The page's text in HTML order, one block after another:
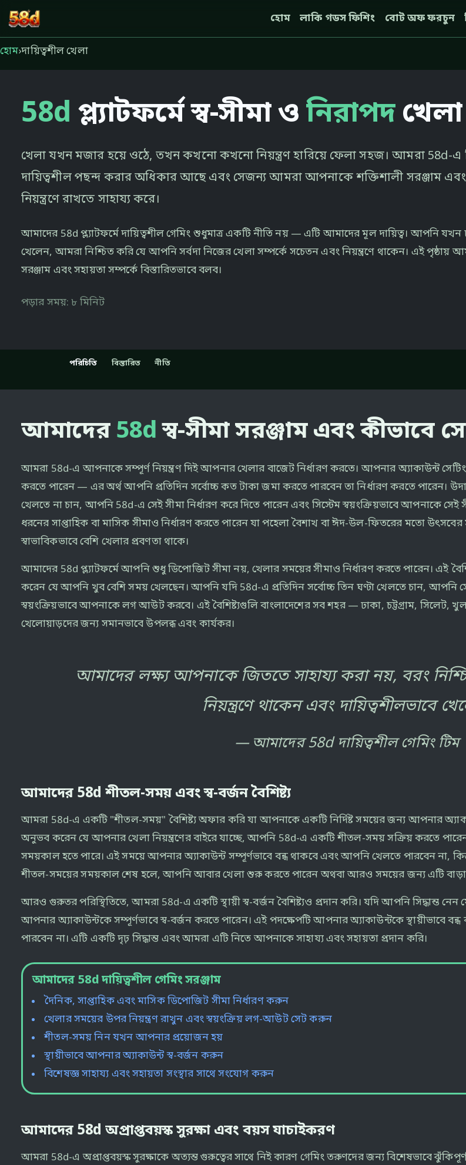
হোম লাকি গডস ফিশিং বোট অফ ফরচুন
হোম›দায়িত্বশীল খেলা
58d প্ল্যাটফর্মে স্ব-সীমা ও নিরাপদখেলা
খেলা যখন মজার হয়ে ওঠে, তখন কখনো কখনো নিয়ন্ত্রণ হারিয়ে ফেলা সহজ। আমরা 58d-এ
দায়িত্বশীল পছন্দ করার অধিকার আছে এবং সেজন্য আমরা আপনাকে শক্তিশালী সরঞ্জাম এবং
নিয়ন্ত্রণে রাখতে সাহায্য করে।
আমাদের 58d প্ল্যাটফর্মে দায়িত্বশীল গেমিং শুধুমাত্র একটি নীতি নয় — এটি আমাদের মূল দায়িত্ব। আপনি যখন
খেলেন, আমরা নিশ্চিত করি যে আপনি সর্বদা নিজের খেলা সম্পর্কে সচেতন এবং নিয়ন্ত্রণে থাকেন। এই পৃষ্ঠায়
সরঞ্জাম এবং সহায়তা সম্পর্কে বিস্তারিতভাবে বলব।
পড়ার সময়: ৮ মিনিট
পরিচিতি বিস্তারিত নীতি
আমাদের 58dস্ব-সীমা সরঞ্জাম এবং কীভাবে
আমরা 58d-এ আপনাকে সম্পূর্ণ নিয়ন্ত্রণ দিই আপনার খেলার বাজেট নির্ধারণ করতে। আপনার অ্যাকাউন্ট
করতে পারেন — এর অর্থ আপনি প্রতিদিন সর্বোচ্চ কত টাকা জমা করতে পারবেন তা নির্ধারণ করতে পারেন।
খেলতে না চান, আপনি 58d-এ সেই সীমা নির্ধারণ করে দিতে পারেন এবং সিস্টেম স্বয়ংক্রিয়ভাবে আপনাকে
ধরনের সাপ্তাহিক বা মাসিক সীমাও নির্ধারণ করতে পারেন যা পহেলা বৈশাখ বা ঈদ-উল-ফিতরের মতো
স্বাভাবিকভাবে বেশি খেলার প্রবণতা থাকে।
আমাদের 58d প্ল্যাটফর্মে আপনি শুধু ডিপোজিট সীমা নয়, খেলার সময়ের সীমাও নির্ধারণ করতে পারেন। এই
করেন যে আপনি খুব বেশি সময় খেলছেন। আপনি যদি 58d-এ প্রতিদিন সর্বোচ্চ তিন ঘণ্টা খেলতে চান, আপনি
স্বয়ংক্রিয়ভাবে আপনাকে লগ আউট করবে। এই বৈশিষ্ট্যগুলি বাংলাদেশের সব শহর — ঢাকা, চট্টগ্রাম, সিলেট,
খেলোয়াড়দের জন্য সমানভাবে উপলব্ধ এবং কার্যকর।
আমাদের লক্ষ্য আপনাকে জিততে সাহায্য করা নয়, বরং
নিয়ন্ত্রণে থাকেন এবং দায়িত্বশীলভাবে
আমাদের 58d দায়িত্বশীল গেমিং টিম
আমাদের 58d শীতল-সময় এবং স্ব-বর্জন বৈশিষ্ট্য
আমরা 58d-এ একটি "শীতল-সময়" বৈশিষ্ট্য অফার করি যা আপনাকে একটি নির্দিষ্ট সময়ের জন্য আপনার
অনুভব করেন যে আপনার খেলা নিয়ন্ত্রণের বাইরে যাচ্ছে, আপনি 58d-এ একটি শীতল-সময় সক্রিয় করতে
সময়কাল হতে পারে। এই সময়ে আপনার অ্যাকাউন্ট সম্পূর্ণভাবে বন্ধ থাকবে এবং আপনি খেলতে পারবেন না,
শীতল-সময়ের সময়কাল শেষ হলে, আপনি আবার খেলা শুরু করতে পারেন অথবা আরও সময়ের জন্য এটি
আরও গুরুতর পরিস্থিতিতে, আমরা 58d-এ একটি স্থায়ী স্ব-বর্জন বৈশিষ্ট্যও প্রদান করি। যদি আপনি সিদ্ধান্ত
আপনার অ্যাকাউন্টকে সম্পূর্ণভাবে স্ব-বর্জন করতে পারেন। এই পদক্ষেপটি আপনার অ্যাকাউন্টকে
পারবেন না। এটি একটি দৃঢ় সিদ্ধান্ত এবং আমরা এটি নিতে আপনাকে সাহায্য এবং সহায়তা প্রদান করি।
আমাদের 58d দায়িত্বশীল গেমিং সরঞ্জাম
দৈনিক, সাপ্তাহিক এবং মাসিক ডিপোজিট সীমা নির্ধারণ করুন
খেলার সময়ের উপর নিয়ন্ত্রণ রাখুন এবং স্বয়ংক্রিয় লগ-আউট সেট করুন
শীতল-সময় নিন যখন আপনার প্রয়োজন হয়
স্থায়ীভাবে আপনার অ্যাকাউন্ট স্ব-বর্জন করুন
বিশেষজ্ঞ সাহায্য এবং সহায়তা সংস্থার সাথে সংযোগ করুন
আমাদের 58d অপ্রাপ্তবয়স্ক সুরক্ষা এবং বয়স যাচাইকরণ
আমরা 58d-এ অপ্রাপ্তবয়স্ক সুরক্ষাকে অত্যন্ত গুরুত্বের সাথে নিই কারণ গেমিং তরুণদের জন্য বিশেষভাবে